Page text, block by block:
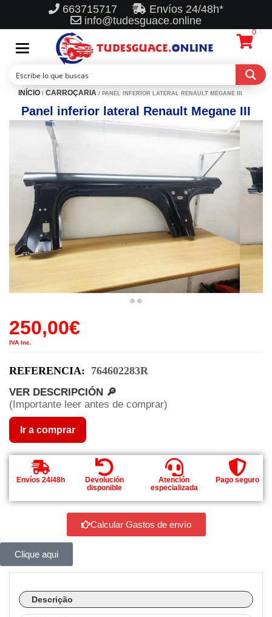
663715717
Envíos 24/48h*
info@tudesguace.online
Toggle
navigation
0
INÍCIO / CARROÇARIA / PANEL INFERIOR LATERAL RENAULT MEGANE III
Panel inferior lateral Renault Megane III
250,00€
IVA Inc.
REFERENCIA: 764602283R
VER DESCRIPCIÓN 🔎
(Importante leer antes de comprar)
Ir a comprar
Envíos 24/48h
Devolución
disponible
Atención
especializada
Pago seguro
Calcular Gastos de envío
Clique aqui
Descrição